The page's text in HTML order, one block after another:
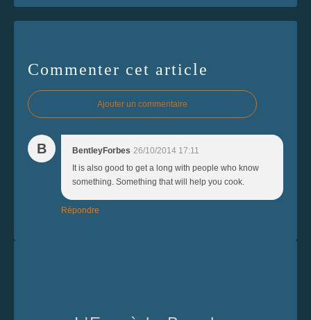
Commenter cet article
Ajouter un commentaire
B BentleyForbes 26/10/2014 17:11
It is also good to get a long with people who know
something. Something that will help you cook.
Répondre